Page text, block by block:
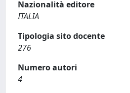
Nazionalità editore
ITALIA
Tipologia sito docente
276
Numero autori
4